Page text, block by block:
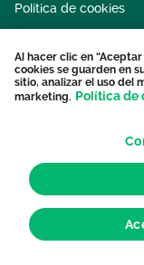
Política de cookies
Protección datos
Contacto
© 2026 Sindicato de
Al hacer clic en
cookies se guarden en
sitio, analizar el uso del
marketing. Política de